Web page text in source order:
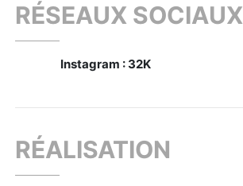
RÉSEAUX SOCIAUX
Instagram : 32K
RÉALISATION